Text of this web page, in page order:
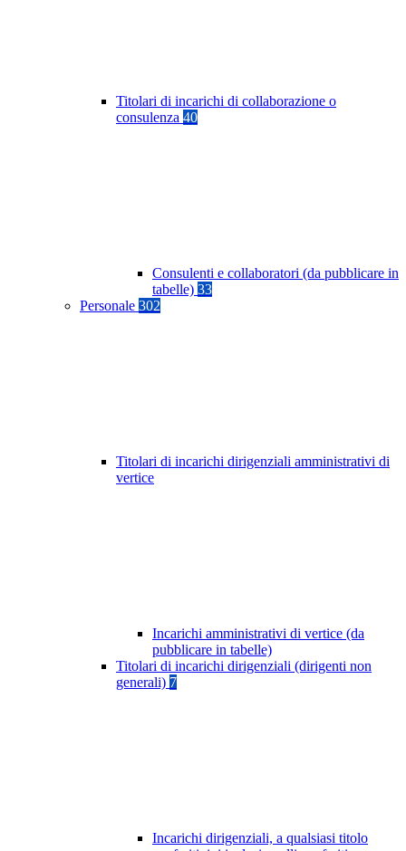
Titolari di incarichi di collaborazione o
consulenza 40
Consulenti e collaboratori (da pubblicare in
tabelle) 33
Personale 302
Titolari di incarichi dirigenziali amministrativi di
vertice
Incarichi amministrativi di vertice (da
pubblicare in tabelle)
Titolari di incarichi dirigenziali (dirigenti non
generali) 7
Incarichi dirigenziali, a qualsiasi titolo